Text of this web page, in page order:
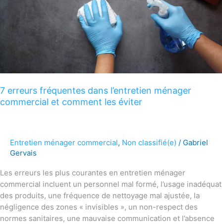
7 erreurs fréquentes dans l’entretien ménager
commercial et comment les éviter
Entretien ménager commercial, Non classifié(e) / Gabriel
Gervais
Les erreurs les plus courantes en entretien ménager
commercial incluent un personnel mal formé, l’usage inadéquat
des produits, une fréquence de nettoyage mal ajustée, la
négligence des zones « invisibles », un non-respect des
normes sanitaires, une mauvaise communication et l’absence
et